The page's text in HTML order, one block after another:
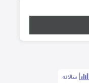
سالانه